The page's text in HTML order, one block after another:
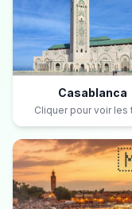
Casablanca
Cliquer pour voir les